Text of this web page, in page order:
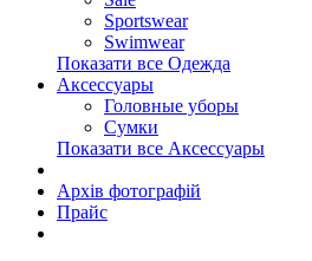
Sportswear
Swimwear
Показати все Одежда
Аксессуары
Головные уборы
Сумки
Показати все Аксессуары
Архів фотографій
Прайс